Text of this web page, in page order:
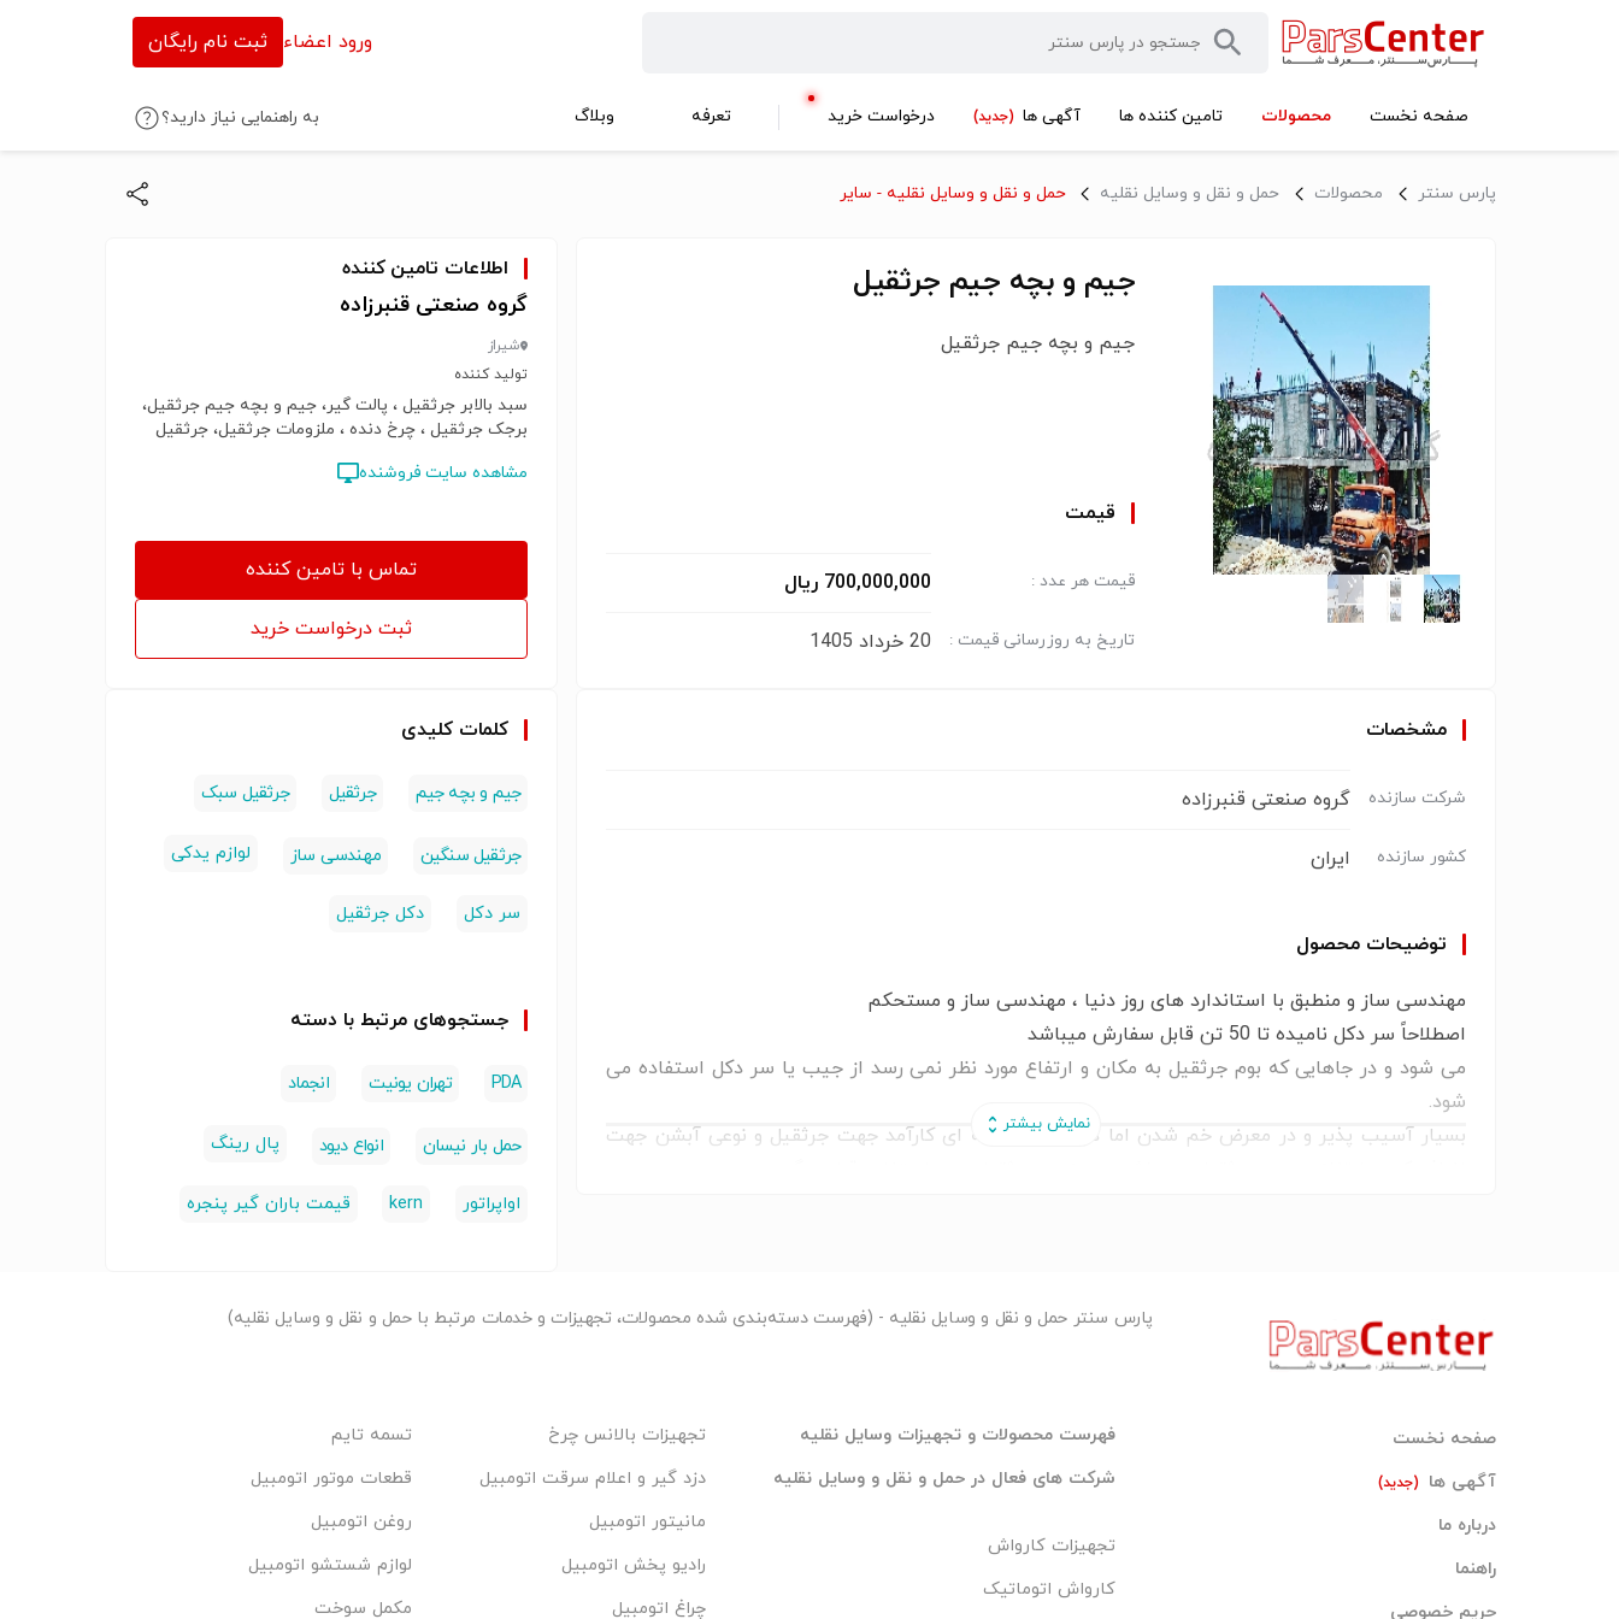
ورود اعضاء ثبت نام رایگان
صفحه نخست محصولات تامین کننده ها آگهی ها (جدید) درخواست خرید تعرفه وبلاگ به راهنمایی نیاز دارید؟
پارس سنتر محصولات حمل و نقل و وسایل نقلیه حمل و نقل و وسایل نقلیه - سایر
جیم و بچه جیم جرثقیل
جیم و بچه جیم جرثقیل
قیمت
قیمت هر عدد : 700,000,000 ریال
تاریخ به روزرسانی قیمت : 20 خرداد 1405
اطلاعات تامین کننده
گروه صنعتی قنبرزاده
شیراز
تولید کننده
سبد بالابر جرثقیل ، پالت گیر، جیم و بچه جیم جرثقیل،
برجک جرثقیل ، چرخ دنده ، ملزومات جرثقیل، جرثقیل
مشاهده سایت فروشنده
تماس با تامین کننده
ثبت درخواست خرید
مشخصات
شرکت سازنده گروه صنعتی قنبرزاده
کشور سازنده ایران
توضیحات محصول
مهندسی ساز و منطبق با استاندارد های روز دنیا ، مهندسی ساز و مستحکم
اصطلاحاً سر دکل نامیده تا 50 تن قابل سفارش میباشد
می شود و در جاهایی که بوم جرثقیل به مکان و ارتفاع مورد نظر نمی رسد از جیب یا سر دکل استفاده می
شود.
بسیار آسیب پذیر و در معرض خم شدن اما در نهایت وسیله ای کارآمد جهت جرثقیل و نوعی آبشن جهت
کلمات کلیدی
جیم و بچه جیم جرثقیل جرثقیل سبک
جرثقیل سنگین مهندسی ساز لوازم یدکی
سر دکل دکل جرثقیل
جستجوهای مرتبط با دسته
PDA تهران یونیت انجماد
حمل بار نیسان انواع دیود پال رینگ
اواپراتور kern قیمت باران گیر پنجره
صفحه نخست
آگهی ها
(جدید)
درباره ما
راهنما
حریم خصوصی
پارس سنتر حمل و نقل و وسایل نقلیه - (فهرست دسته‌بندی شده محصولات، تجهیزات و خدمات مرتبط با حمل و نقل و وسایل نقلیه)
فهرست محصولات و تجهیزات وسایل نقلیه
شرکت های فعال در حمل و نقل و وسایل نقلیه
تجهیزات کارواش
کارواش اتوماتیک
تجهیزات بالانس چرخ
دزد گیر و اعلام سرقت اتومبیل
مانیتور اتومبیل
رادیو پخش اتومبیل
چراغ اتومبیل
تسمه تایم
قطعات موتور اتومبیل
روغن اتومبیل
لوازم شستشو اتومبیل
مکمل سوخت